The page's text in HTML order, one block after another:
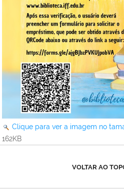
Clique para ver a imagem no
162KB
VOLTAR AO